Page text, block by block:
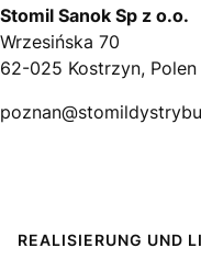
Stomil Sanok Sp z o.o.
Wrzesińska 70
62-025 Kostrzyn, Polen
Fußzeilenmenü
REALISIERUNG UND